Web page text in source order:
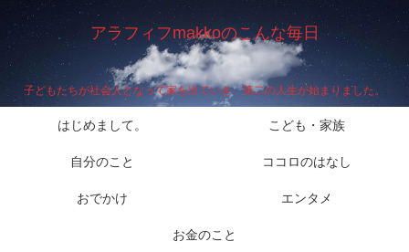
アラフィフmakkoのこんな毎日
子どもたちが社会人となって家を出ていき、第二の人生が始まりました。
はじめまして。 こども・家族
自分のこと ココロのはなし
おでかけ エンタメ
お金のこと